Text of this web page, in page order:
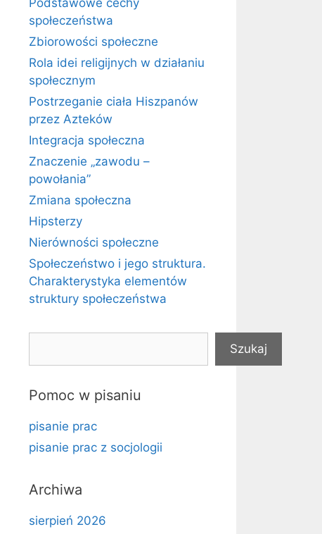
Podstawowe cechy
społeczeństwa
Zbiorowości społeczne
Rola idei religijnych w działaniu
społecznym
Postrzeganie ciała Hiszpanów
przez Azteków
Integracja społeczna
Znaczenie „zawodu –
powołania”
Zmiana społeczna
Hipsterzy
Nierówności społeczne
Społeczeństwo i jego struktura.
Charakterystyka elementów
struktury społeczeństwa
Szukaj
Pomoc w pisaniu
pisanie prac
pisanie prac z socjologii
Archiwa
sierpień 2026